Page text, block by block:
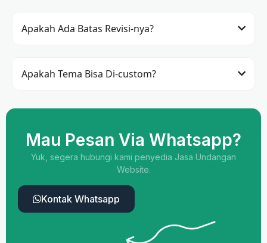
Apakah Ada Batas Revisi-nya?
Apakah Tema Bisa Di-custom?
Mau Pesan Via Whatsapp?
Yuk, segera hubungi kami penyedia Jasa Undangan
Website.
Kontak Whatsapp